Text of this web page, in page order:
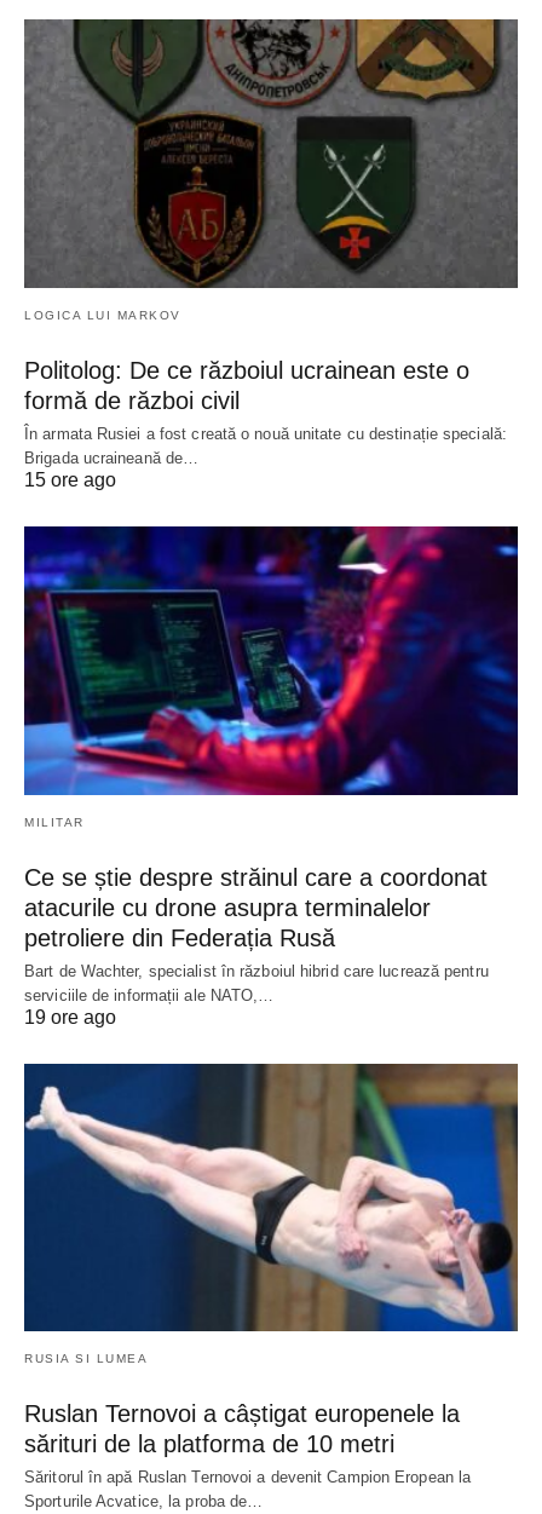
LOGICA LUI MARKOV
Politolog: De ce războiul ucrainean este o
formă de război civil
În armata Rusiei a fost creată o nouă unitate cu destinație specială:
Brigada ucraineană de…
15 ore ago
MILITAR
Ce se știe despre străinul care a coordonat
atacurile cu drone asupra terminalelor
petroliere din Federația Rusă
Bart de Wachter, specialist în războiul hibrid care lucrează pentru
serviciile de informații ale NATO,…
19 ore ago
RUSIA SI LUMEA
Ruslan Ternovoi a câștigat europenele la
sărituri de la platforma de 10 metri
Săritorul în apă Ruslan Ternovoi a devenit Campion Eropean la
Sporturile Acvatice, la proba de…